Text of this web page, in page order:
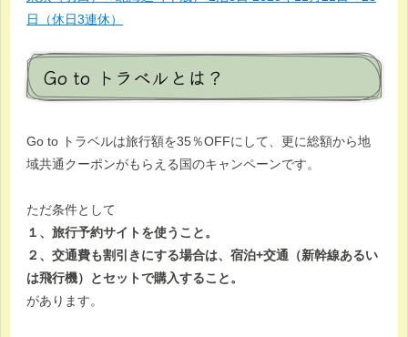
日（休日3連休）
Go to トラベルとは？
Go to トラベルは旅行額を35％OFFにして、更に総額から地
域共通クーポンがもらえる国のキャンペーンです。
ただ条件として
１、旅行予約サイトを使うこと。
２、交通費も割引きにする場合は、宿泊+交通（新幹線あるい
は飛行機）とセットで購入すること。
があります。